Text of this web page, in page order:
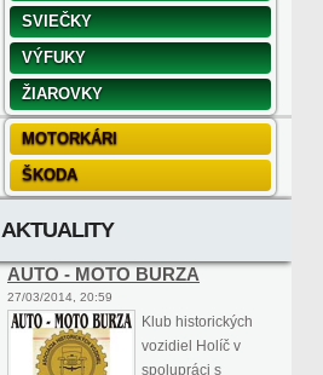
SVIEČKY
VÝFUKY
ŽIAROVKY
MOTORKÁRI
ŠKODA
AKTUALITY
AUTO - MOTO BURZA
27/03/2014, 20:59
Klub historických
vozidiel Holíč v
spolupráci s